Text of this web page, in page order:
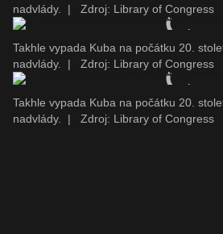
nadvlády.
| Zdroj: Library of Congress
Takhle vypada Kuba na počátku 20.
nadvlády.
| Zdroj: Library of Congress
Takhle vypada Kuba na počátku 20.
nadvlády.
| Zdroj: Library of Congress